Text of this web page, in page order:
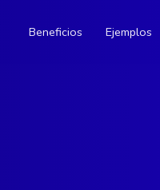
Beneficios Ejemplos